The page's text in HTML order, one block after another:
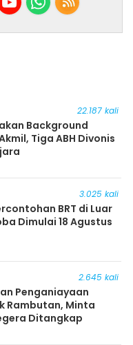
22.187 kali
Background
Tiga ABH Divonis
3.025 kali
BRT di Luar
Dimulai 18 Agustus
2.645 kali
Penganiayaan
Rambutan, Minta
Ditangkap